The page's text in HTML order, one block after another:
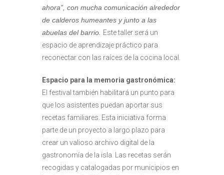
ahora”, con mucha comunicación alrededor
de calderos humeantes yjunto a las
abuelas del barrio. Este taller será un
espacio de aprendizaje práctico para
reconectar con las raíces de la cocina local.
Espacio para la memoria gastronómica:
El festival también habilitará un punto para
que los asistentes puedan aportar sus
recetas familiares. Esta iniciativa forma
parte de un proyecto a largo plazo para
crear un valioso archivo digital de la
gastronomía de la isla. Las recetas serán
recogidas y catalogadas por municipios en